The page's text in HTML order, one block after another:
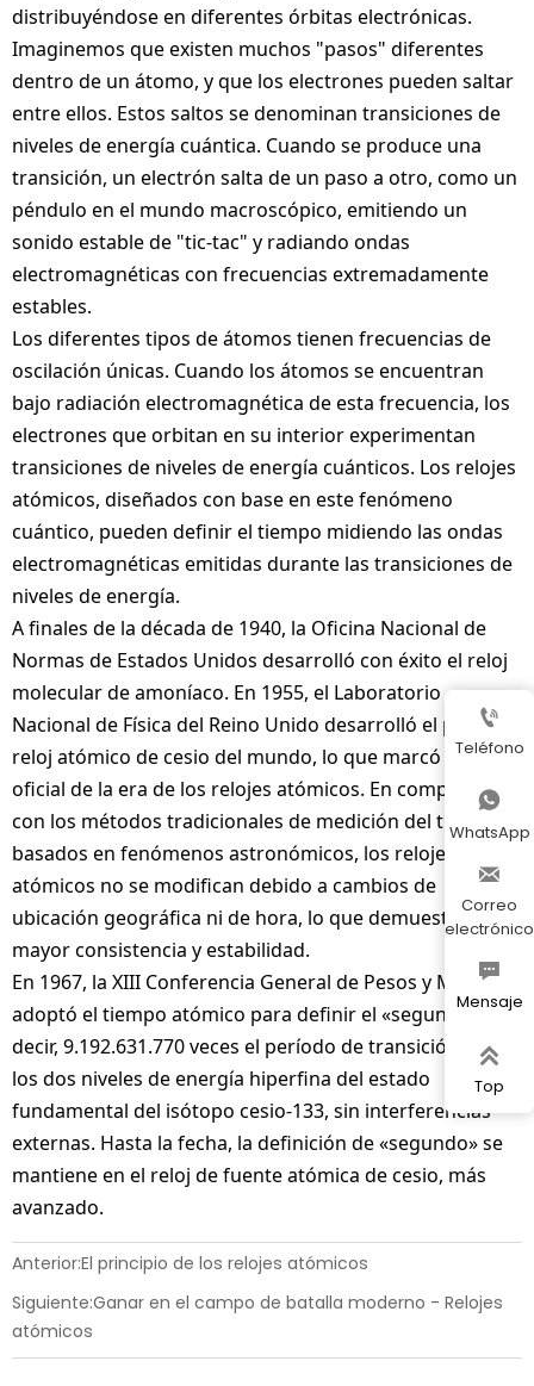
distribuyéndose en diferentes órbitas electrónicas.
Imaginemos que existen muchos "pasos" diferentes
dentro de un átomo, y que los electrones pueden saltar
entre ellos. Estos saltos se denominan transiciones de
niveles de energía cuántica. Cuando se produce una
transición, un electrón salta de un paso a otro, como un
péndulo en el mundo macroscópico, emitiendo un
sonido estable de "tic-tac" y radiando ondas
electromagnéticas con frecuencias extremadamente
estables.
Los diferentes tipos de átomos tienen frecuencias de
oscilación únicas. Cuando los átomos se encuentran
bajo radiación electromagnética de esta frecuencia, los
electrones que orbitan en su interior experimentan
transiciones de niveles de energía cuánticos. Los relojes
atómicos, diseñados con base en este fenómeno
cuántico, pueden definir el tiempo midiendo las ondas
electromagnéticas emitidas durante las transiciones de
niveles de energía.
A finales de la década de 1940, la Oficina Nacional de
Normas de Estados Unidos desarrolló con éxito el reloj
molecular de amoníaco. En 1955, el Laboratorio
Nacional de Física del Reino Unido desarrolló el primer
reloj atómico de cesio del mundo, lo que marcó el inicio
oficial de la era de los relojes atómicos. En comparación
con los métodos tradicionales de medición del tiempo
basados en fenómenos astronómicos, los relojes
atómicos no se modifican debido a cambios de
ubicación geográfica ni de hora, lo que demuestra una
mayor consistencia y estabilidad.
En 1967, la XIII Conferencia General de Pesos y Medidas
adoptó el tiempo atómico para definir el «segundo», es
decir, 9.192.631.770 veces el período de transición entre
los dos niveles de energía hiperfina del estado
fundamental del isótopo cesio-133, sin interferencias
externas. Hasta la fecha, la definición de «segundo» se
mantiene en el reloj de fuente atómica de cesio, más
avanzado.
Anterior:El principio de los relojes atómicos
Siguiente:Ganar en el campo de batalla moderno - Relojes
atómicos

Teléfono

WhatsApp

Correo
electrónico

Mensaje

Top